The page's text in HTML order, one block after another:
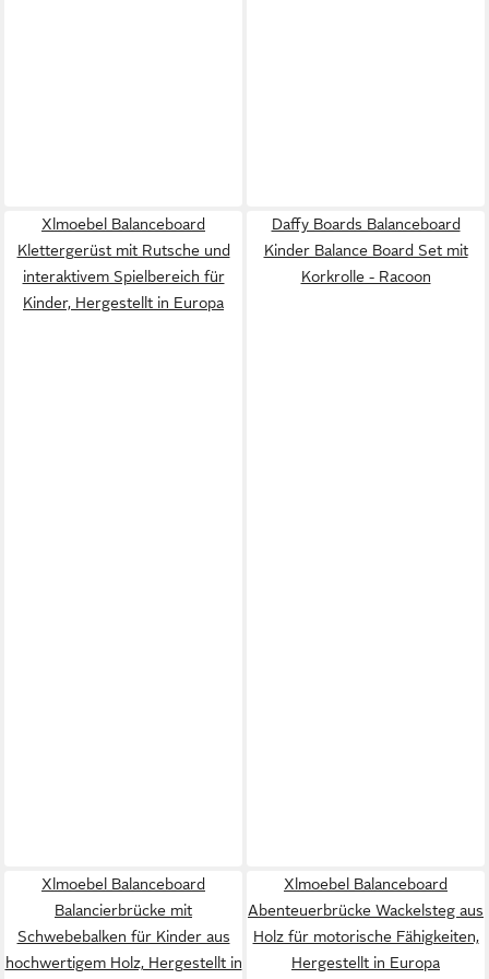
Xlmoebel Balanceboard
Klettergerüst mit Rutsche und
interaktivem Spielbereich für
Kinder, Hergestellt in Europa
Daffy Boards Balanceboard
Kinder Balance Board Set mit
Korkrolle - Racoon
Xlmoebel Balanceboard
Balancierbrücke mit
Schwebebalken für Kinder aus
hochwertigem Holz, Hergestellt in
Xlmoebel Balanceboard
Abenteuerbrücke Wackelsteg aus
Holz für motorische Fähigkeiten,
Hergestellt in Europa